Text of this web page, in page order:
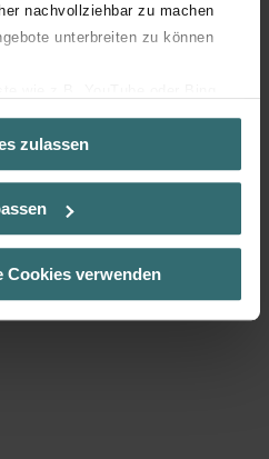
nachvollziehbar zu machen
unterbreiten zu können
Datenschutzerklärung erhalten
die Auswahl der Kategorie
willigen Sie ein, dass wir Ihren
verwenden, um Ihnen die
zu ermöglichen und Ihnen
zulassen
Cookies verwenden
Acabado liso o
en techo.